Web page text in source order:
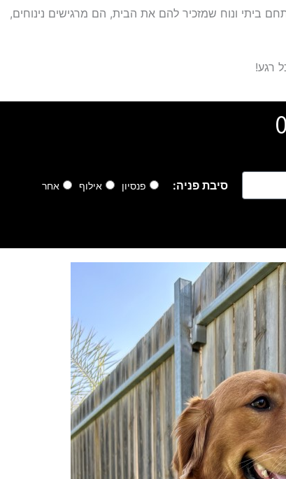
ביתי ונוח שמזכיר להם את הבית, הם מרגישים נינוחים,
רגע!
סיבת פניה: פנסיון אילוף אחר